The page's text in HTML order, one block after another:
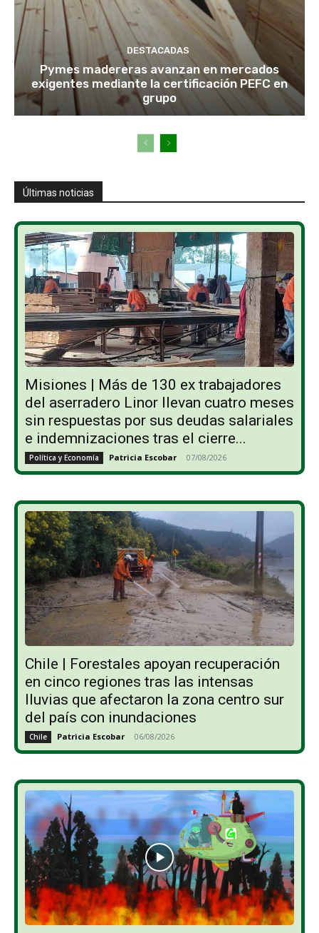
DESTACADAS
Pymes madereras avanzan en mercados
exigentes mediante la certificación PEFC en
grupo
Últimas noticias
Misiones | Más de 130 ex trabajadores
del aserradero Linor llevan cuatro meses
sin respuestas por sus deudas salariales
e indemnizaciones tras el cierre...
Política y Economía Patricia Escobar - 07/08/2026
Chile | Forestales apoyan recuperación
en cinco regiones tras las intensas
lluvias que afectaron la zona centro sur
del país con inundaciones
Chile Patricia Escobar - 06/08/2026